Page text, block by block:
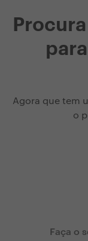
Agora que tem
o
Faça o